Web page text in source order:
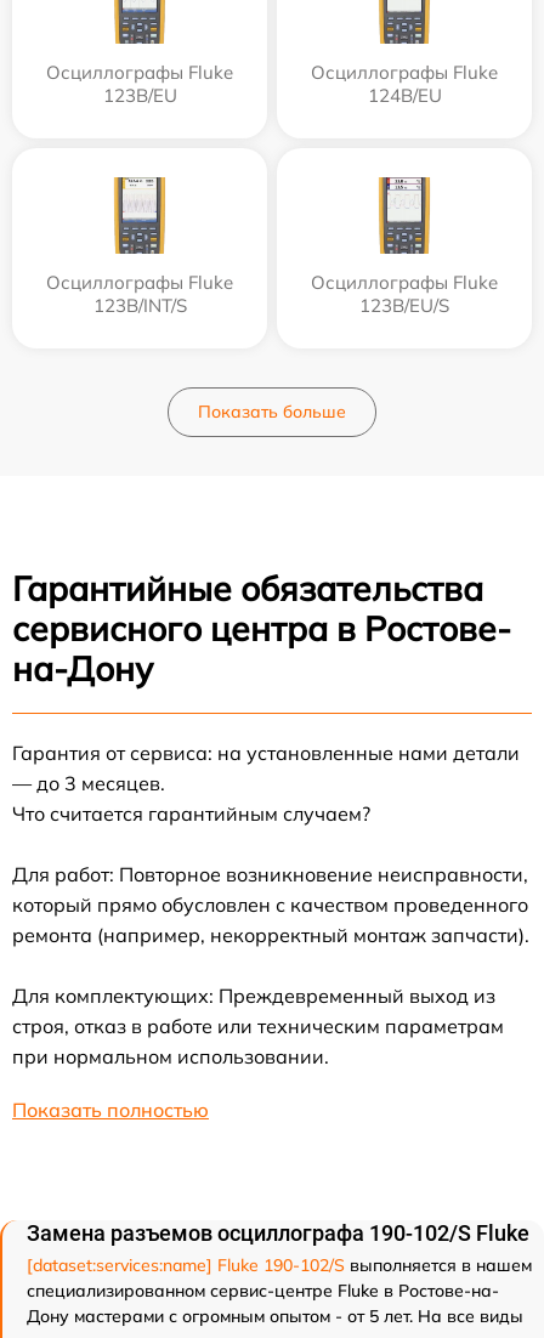
Осциллографы Fluke
123B/EU
Осциллографы Fluke
124B/EU
Осциллографы Fluke
123B/INT/S
Осциллографы Fluke
123B/EU/S
Показать больше
Гарантийные обязательства
сервисного центра в Ростове-
на-Дону
Гарантия от сервиса: на установленные нами детали
— до 3 месяцев.
Что считается гарантийным случаем?
Для работ: Повторное возникновение неисправности,
который прямо обусловлен с качеством проведенного
ремонта (например, некорректный монтаж запчасти).
Для комплектующих: Преждевременный выход из
строя, отказ в работе или техническим параметрам
при нормальном использовании.
Показать полностью
Замена разъемов осциллографа 190-102/S Fluke
[dataset:services:name] Fluke 190-102/S выполняется в нашем
специализированном сервис-центре Fluke в Ростове-на-
Дону мастерами с огромным опытом - от 5 лет. На все виды